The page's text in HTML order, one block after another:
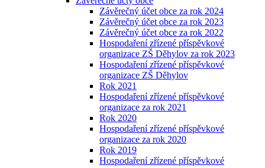
Závěrečný účet obce za rok 2024
Závěrečný účet obce za rok 2023
Závěrečný účet obce za rok 2022
Hospodaření zřízené příspěvkové
organizace ZŠ Děhylov za rok 2023
Hospodaření zřízené příspěvkové
organizace ZŠ Děhylov
Rok 2021
Hospodaření zřízené příspěvkové
organizace za rok 2021
Rok 2020
Hospodaření zřízené příspěvkové
organizace za rok 2020
Rok 2019
Hospodaření zřízené příspěvkové